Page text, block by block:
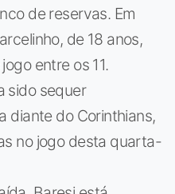
de reservas. Em
de 18 anos,
entre os 11.
sido sequer
diante do Corinthians,
no jogo desta quarta-